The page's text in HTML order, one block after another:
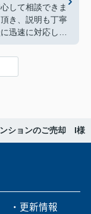
して相談できま
き、説明も丁寧
迅速に対応して
。
ションのご売却 I様
・更新情報